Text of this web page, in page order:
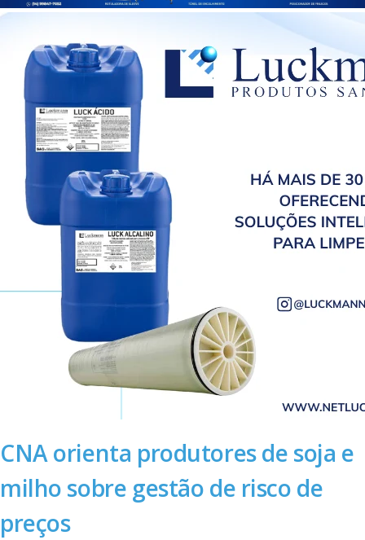
CNA orienta produtores de soja e
milho sobre gestão de risco de
preços